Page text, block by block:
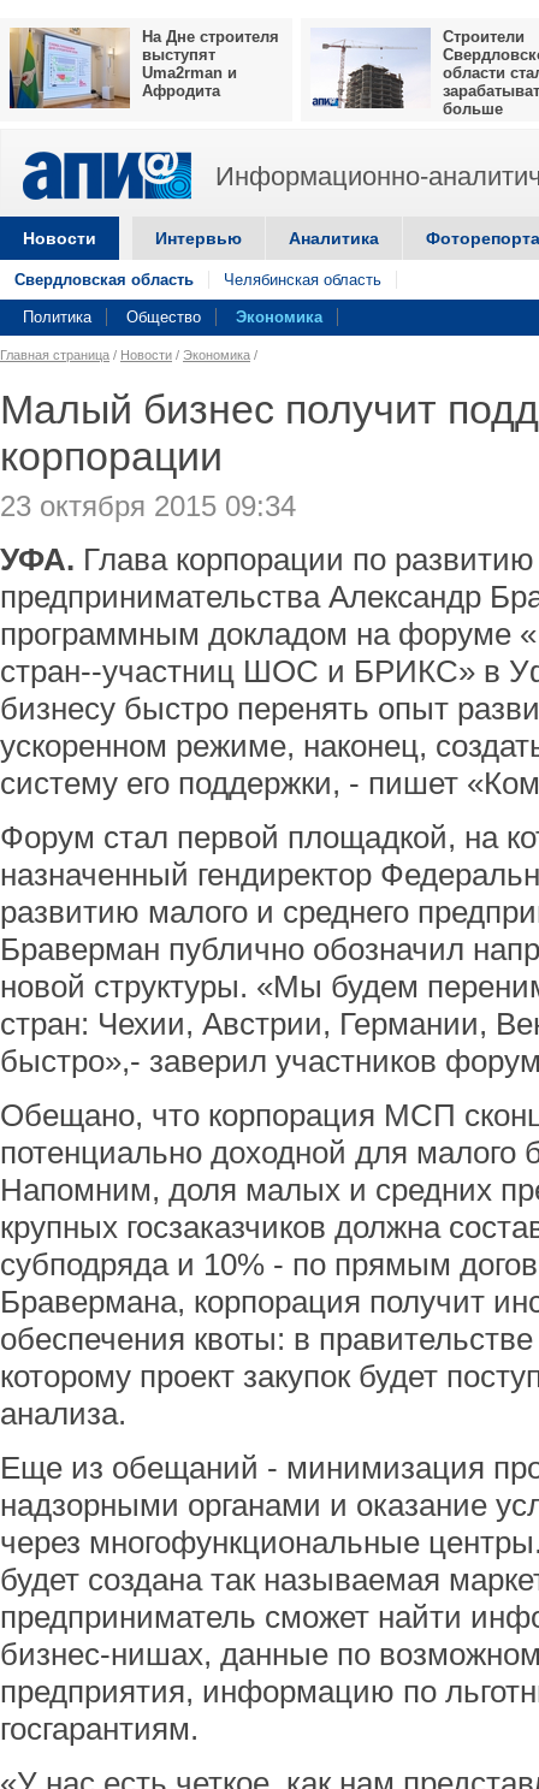
На Дне строителя
выступят
Uma2rman и
Афродита
Строители
области
больше
Информационно-
Новости Интервью Аналитика
Свердловская область Челябинская область
Политика Общество Экономика
Главная страница / Новости / Экономика /
Малый бизнес получит
корпорации
23 октября 2015 09:34
УФА. Глава корпорации по
предпринимательства Александр
программным докладом на форуме
стран--участниц ШОС и БРИКС» в
бизнесу быстро перенять опыт
ускоренном режиме, наконец,
систему его поддержки, - пишет
Форум стал первой площадкой, на
назначенный гендиректор
развитию малого и среднего
Браверман публично обозначил
новой структуры. «Мы будем
стран: Чехии, Австрии, Германии,
быстро»,- заверил участников
Обещано, что корпорация МСП
потенциально доходной для малого
Напомним, доля малых и средних
крупных госзаказчиков должна
субподряда и 10% - по прямым
Бравермана, корпорация получит
обеспечения квоты: в правительстве
которому проект закупок будет
анализа.
Еще из обещаний - минимизация
надзорными органами и оказание
через многофункциональные
будет создана так называемая
предприниматель сможет найти
бизнес-нишах, данные по
предприятия, информацию по
госгарантиям.